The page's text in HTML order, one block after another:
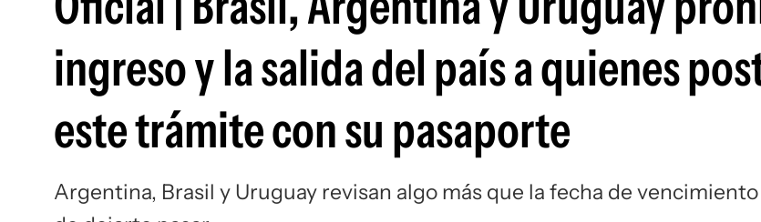
ingreso y la salida del país a quienes
este trámite con su pasaporte
Argentina, Brasil y Uruguay revisan algo más que la fecha de